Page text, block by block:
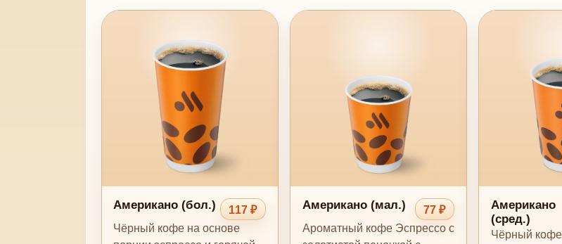
Американо (бол.) 117 ₽
Чёрный кофе на основе
Американо (мал.) 77 ₽
Ароматный кофе Эспрессо с
Американо
(сред.)
Чёрный